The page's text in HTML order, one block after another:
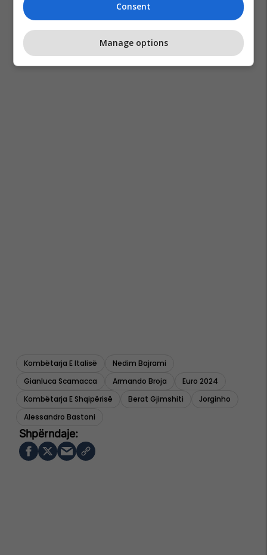
Kombëtarja E Italisë
Nedim Bajrami
Gianluca Scamacca
Armando Broja
Euro 2024
Kombëtarja E Shqipërisë
Berat Gjimshiti
Jorginho
Alessandro Bastoni
Consent
Manage options